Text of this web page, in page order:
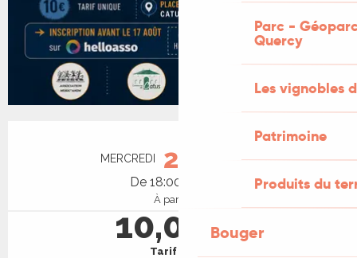
Parc -
Quercy
Les vignobles
Patrimoine
Produits du
Bouger
Ouverture et coordonnées
MERCREDI 26
De 18:00 à 23:00
À partir de
10,00 €
Tarif plein